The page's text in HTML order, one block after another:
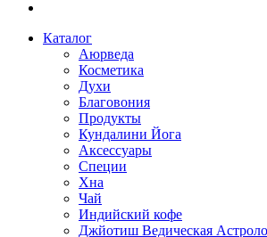
Каталог
Аюрведа
Косметика
Духи
Благовония
Продукты
Кундалини Йога
Аксессуары
Специи
Хна
Чай
Индийский кофе
Джйотиш Ведическая